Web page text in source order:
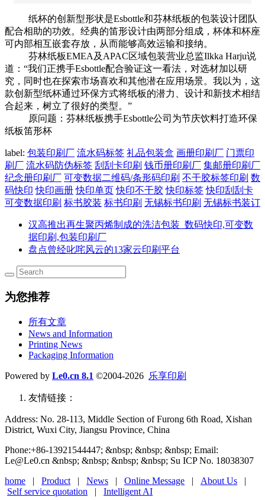
纸杯的创新型形状是Esbottle和芬林纸板的包装设计团队
配合相助的功效。经典的笛形设计由两部分组成，杯体和杯座
可内部相互嵌套存放，从而能够高效运输和接纳。
芬林纸板EMEA及APAC区域包装营业总监Ilkka Harju说
道：“我们正携手Esbottle配合验证这一看法，对选材加以研
究，同时也在探索市场喜欢和其他潜在应用场景。我以为，这
款创新型纸杯通过环保方式将纸板的潜力、设计和新技术相结
合起来，树立了很好的类型。”
原问题：芬林纸板携手Esbottle公司为节庆饮料打造环保
纸板笛形杯
label: 包装印刷厂 流水码标签 礼品包装盒 画册印刷厂 门票印
刷厂 流水码防伪标签 刮刮卡印刷 钱币册印刷厂 集邮册印刷厂
纪念册印刷厂 可变数据二维码/条形码印刷 不干胶标签印刷 数
码快印 快印画册 快印单页 快印不干胶 快印标签 快印刮刮卡
可变数据印刷 标书胶装 标书印刷 无锡标书印刷 无锡标书装订
汉高推出再生聚丙烯制成的洗洁包装_数码快印,可变数
据印刷,包装印刷厂
盘点曾经叱咤风云的13家云印刷平台
为您推荐
所有文章
News and Information
Printing News
Packaging Information
Powered by Le0.cn 8.1 ©2004-2026 乐享印刷
友情链接：
Address: No. 28-113, Middle Section of Furong 6th Road, Xishan
District, Wuxi City, Jiangsu Province, China
Phone:+86-13921544447; &nbsp; &nbsp; &nbsp; Email:
Le@Le0.cn &nbsp; &nbsp; &nbsp; &nbsp; Su ICP No. 18038307
home | Product | News | Online Message | About Us |
Self service quotation | Intelligent AI